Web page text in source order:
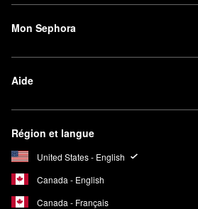
Mon Sephora
Aide
Région et langue
United States - English
Canada - English
Canada - Français